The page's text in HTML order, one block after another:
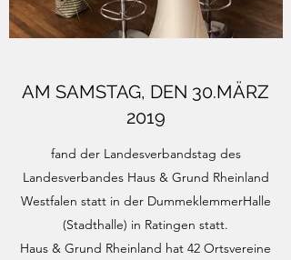
AM SAMSTAG, DEN 30.MÄRZ
2019
fand der Landesverbandstag des
Landesverbandes Haus & Grund Rheinland
Westfalen statt in der DummeklemmerHalle
(Stadthalle) in Ratingen statt.
Haus & Grund Rheinland hat 42 Ortsvereine